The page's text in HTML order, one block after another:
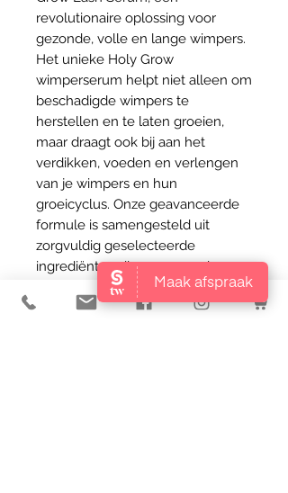
revolutionaire oplossing voor
gezonde, volle en lange wimpers.
Het unieke Holy Grow
wimperserum helpt niet alleen om
beschadigde wimpers te
herstellen en te laten groeien,
maar draagt ook bij aan het
verdikken, voeden en verlengen
van je wimpers en hun
groeicyclus. Onze geavanceerde
formule is samengesteld uit
zorgvuldig geselecteerde
ingrediënten die samenwerken
om je wimpers te transformeren.
Belangrijkste Voordelen: